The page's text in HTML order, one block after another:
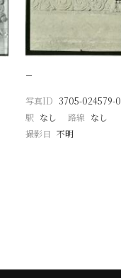
−
写真ID 3705-024579-0
駅 なし 路線 なし
撮影日 不明